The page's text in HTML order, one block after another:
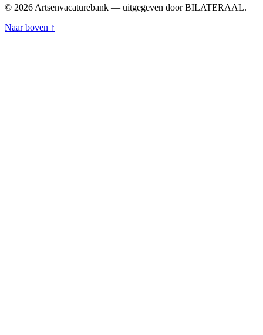
© 2026 Artsenvacaturebank — uitgegeven door BILATERAAL.
Naar boven ↑